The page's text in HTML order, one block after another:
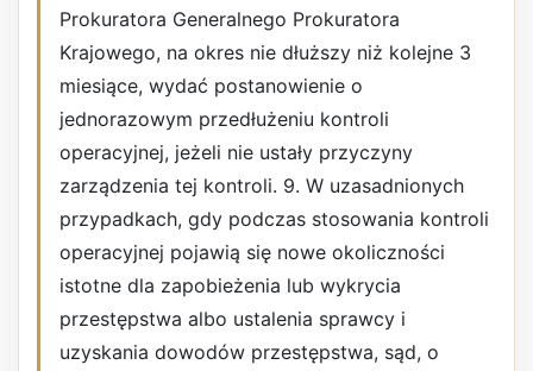
Prokuratora Generalnego Prokuratora
Krajowego, na okres nie dłuższy niż kolejne 3
miesiące, wydać postanowienie o
jednorazowym przedłużeniu kontroli
operacyjnej, jeżeli nie ustały przyczyny
zarządzenia tej kontroli. 9. W uzasadnionych
przypadkach, gdy podczas stosowania kontroli
operacyjnej pojawią się nowe okoliczności
istotne dla zapobieżenia lub wykrycia
przestępstwa albo ustalenia sprawcy i
uzyskania dowodów przestępstwa, sąd, o